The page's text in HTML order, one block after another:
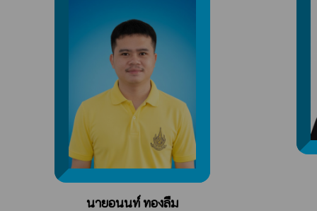
นายอนนท์ ทองลืม